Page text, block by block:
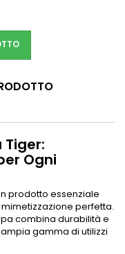
Ogni
prodotto essenziale
perfetta.
combina durabilità e
gamma di utilizzi